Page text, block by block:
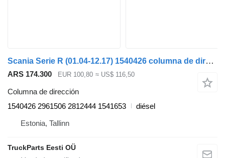
Scania Serie R (01.04-12.17) 1540426 columna de dirección para Scania P,G,R,T-series (2004-2017) cabeza tractora
ARS 174.300 EUR 100,80 ≈ US$ 116,50
Columna de dirección
1540426 2961506 2812444 1541653
diésel
Estonia, Tallinn
TruckParts Eesti OÜ